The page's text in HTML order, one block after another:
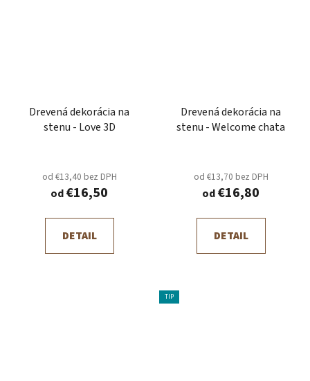
Drevená dekorácia na
stenu - Love 3D
od €13,40 bez DPH
od€16,50
DETAIL
Drevená dekorácia na
stenu - Welcome chata
od €13,70 bez DPH
od€16,80
DETAIL
TIP